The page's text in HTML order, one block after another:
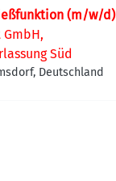
(m/w/d)
GmbH,
Süd
Deutschland